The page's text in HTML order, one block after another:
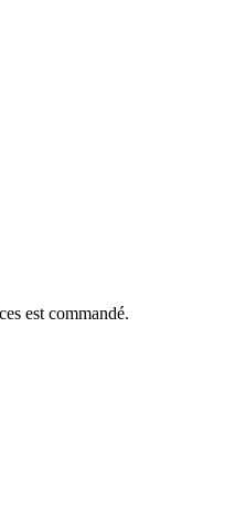
est commandé.